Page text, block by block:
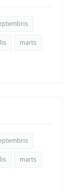
marts
marts